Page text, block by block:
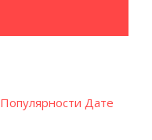
Популярности Дате